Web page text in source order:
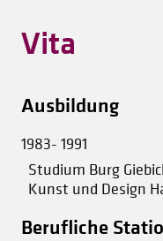
Vita
Ausbildung
1983- 1991
Studium Burg
Kunst und Design
Berufliche